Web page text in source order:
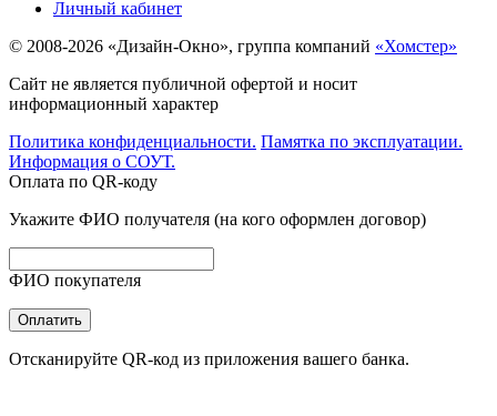
Личный кабинет
© 2008-2026 «Дизайн-Окно», группа компаний «Хомстер»
Сайт не является публичной офертой и носит
информационный характер
Политика конфиденциальности. Памятка по эксплуатации.
Информация о СОУТ.
Оплата по QR-коду
Укажите ФИО получателя (на кого оформлен договор)
ФИО покупателя
Оплатить
Отсканируйте QR-код из приложения вашего банка.